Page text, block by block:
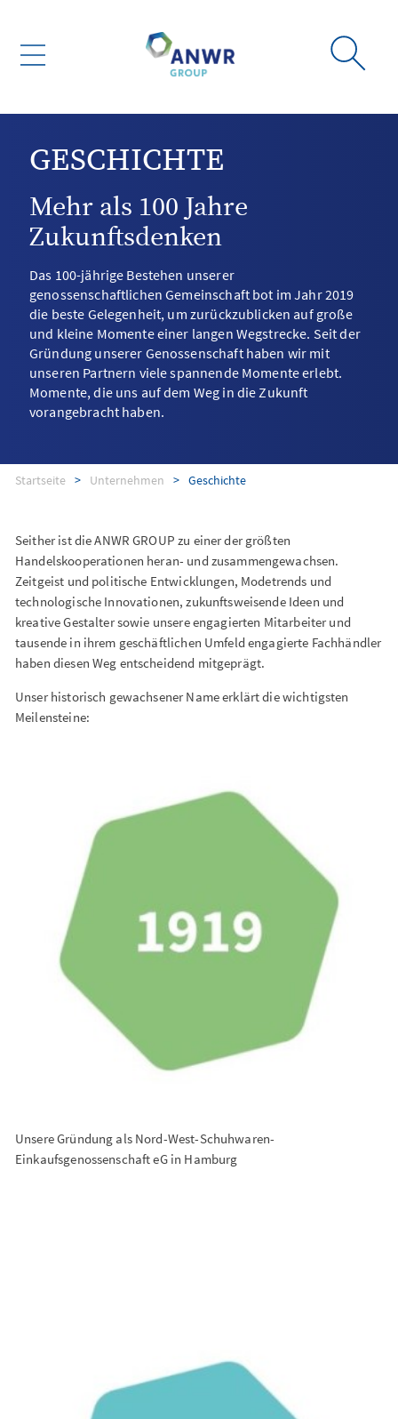
GESCHICHTE
Mehr als 100 Jahre
Zukunftsdenken
Das 100-jährige Bestehen unserer
genossenschaftlichen Gemeinschaft bot im Jahr 2019
die beste Gelegenheit, um zurückzublicken auf große
und kleine Momente einer langen Wegstrecke. Seit der
Gründung unserer Genossenschaft haben wir mit
unseren Partnern viele spannende Momente erlebt.
Momente, die uns auf dem Weg in die Zukunft
vorangebracht haben.
Startseite Unternehmen Geschichte
Seither ist die ANWR GROUP zu einer der größten
Handelskooperationen heran- und zusammengewachsen.
Zeitgeist und politische Entwicklungen, Modetrends und
technologische Innovationen, zukunftsweisende Ideen und
kreative Gestalter sowie unsere engagierten Mitarbeiter und
tausende in ihrem geschäftlichen Umfeld engagierte Fachhändler
haben diesen Weg entscheidend mitgeprägt.
Unser historisch gewachsener Name erklärt die wichtigsten
Meilensteine:
Unsere Gründung als Nord-West-Schuhwaren-
Einkaufsgenossenschaft eG in Hamburg